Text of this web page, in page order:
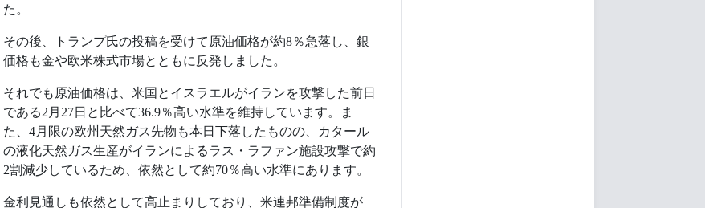
た。
その後、トランプ氏の投稿を受けて原油価格が約8％急落し、銀
価格も金や欧米株式市場とともに反発しました。
それでも原油価格は、米国とイスラエルがイランを攻撃した前日
である2月27日と比べて36.9％高い水準を維持しています。ま
た、4月限の欧州天然ガス先物も本日下落したものの、カタール
の液化天然ガス生産がイランによるラス・ラファン施設攻撃で約
2割減少しているため、依然として約70％高い水準にあります。
金利見通しも依然として高止まりしており、米連邦準備制度が